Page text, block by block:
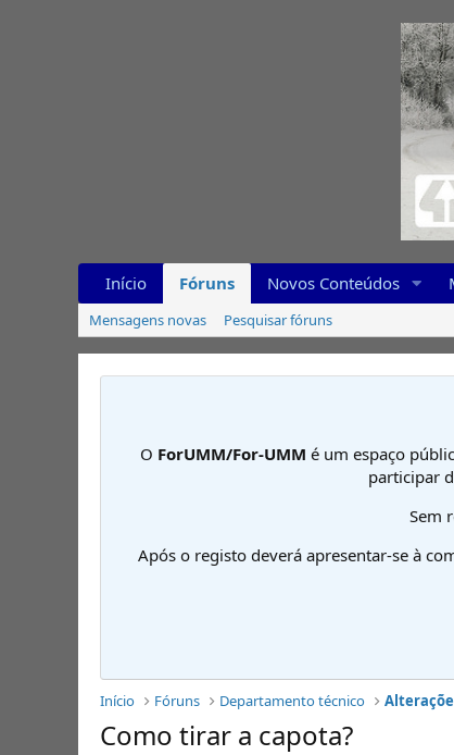
Início Fóruns Novos Conteúdos
Mensagens novas Pesquisar fóruns
O ForUMM/For-UMM é um espaço
participar
Sem
Após o registo deverá apresentar-se à
Início Fóruns Departamento técnico
Como tirar a capota?